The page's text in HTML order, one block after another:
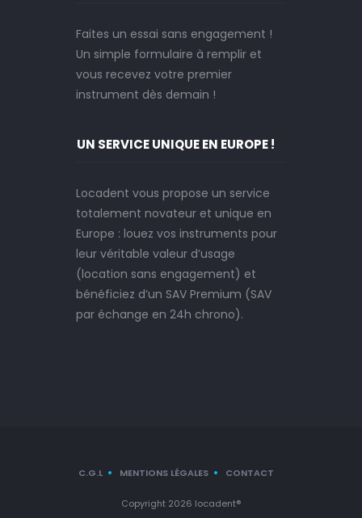
Faites un essai sans engagement !
Un simple formulaire à remplir et
vous recevez votre premier
instrument dès demain !
UN SERVICE UNIQUE EN EUROPE !
Locadent vous propose un service
totalement novateur et unique en
Europe : louez vos instruments pour
leur véritable valeur d’usage
(location sans engagement) et
bénéficiez d’un SAV Premium (SAV
par échange en 24h chrono).
C.G.L MENTIONS LÉGALES CONTACT
Copyright 2026 locadent®